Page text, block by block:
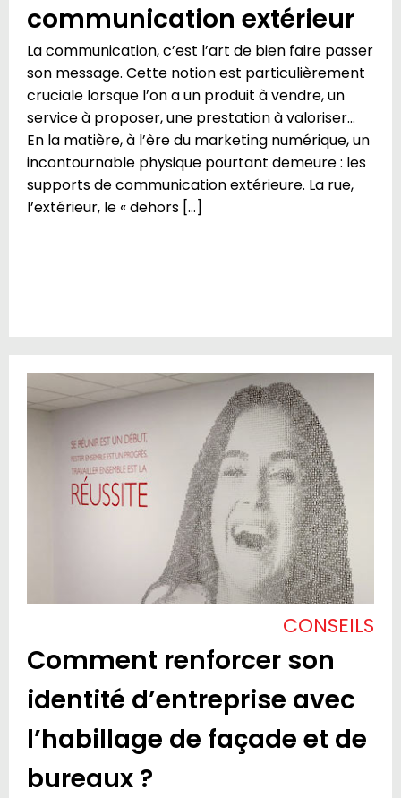
communication extérieur
La communication, c’est l’art de bien faire passer
son message. Cette notion est particulièrement
cruciale lorsque l’on a un produit à vendre, un
service à proposer, une prestation à valoriser…
En la matière, à l’ère du marketing numérique, un
incontournable physique pourtant demeure : les
supports de communication extérieure. La rue,
l’extérieur, le « dehors […]
CONSEILS
Comment renforcer son
identité d’entreprise avec
l’habillage de façade et de
bureaux ?